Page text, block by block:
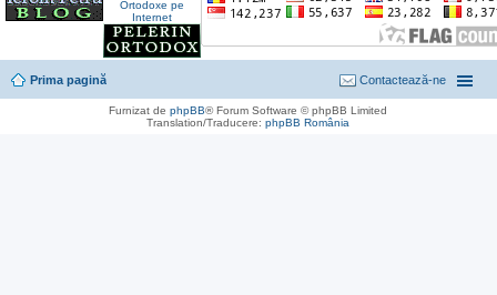
Prima pagină Contactează-ne
Furnizat dephpBB® Forum Software © phpBB Limited
Translation/Traducere:phpBB România